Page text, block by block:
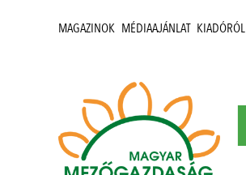
MAGAZINOK MÉDIAAJÁNLAT KIADÓRÓL